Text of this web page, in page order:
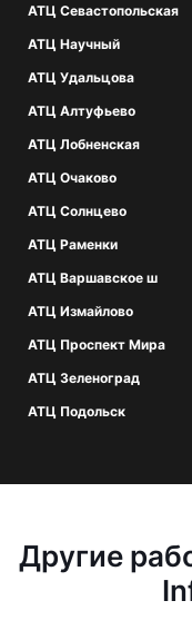
АТЦ Севастопольская
АТЦ Научный
АТЦ Удальцова
АТЦ Алтуфьево
АТЦ Лобненская
АТЦ Очаково
АТЦ Солнцево
АТЦ Раменки
АТЦ Варшавское ш
АТЦ Измайлово
АТЦ Проспект Мира
АТЦ Зеленоград
АТЦ Подольск
Другие